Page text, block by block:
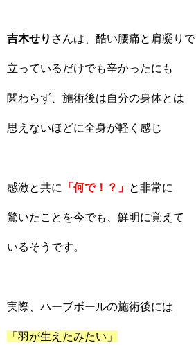
吉木せり さんは、酷い腰痛と肩凝りで
立っているだけでも辛かったにも
関わらず、施術後は自分の身体とは
思えないほどに全身が軽く感じ
感激と共に 「何で！？」 と非常に
驚いたことを今でも、鮮明に覚えて
いるそうです。
実際、ハーブボールの施術後には
「羽が生えたみたい」